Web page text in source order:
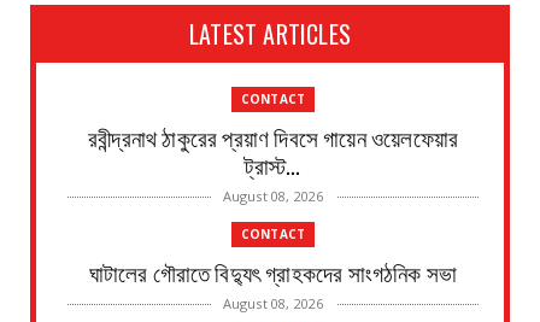
LATEST ARTICLES
CONTACT
রবীন্দ্রনাথ ঠাকুরের প্রয়াণ দিবসে গায়েন ওয়েলফেয়ার
ট্রাস্ট...
August 08, 2026
CONTACT
ঘাটালের গৌরাতে বিদ্যুৎ গ্রাহকদের সাংগঠনিক সভা
August 08, 2026